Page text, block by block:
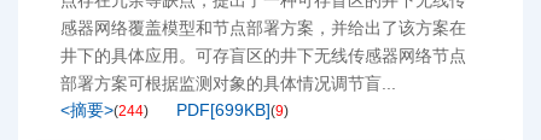
感器网络覆盖模型和节点部署方案，并给出了该方案在
井下的具体应用。可存盲区的井下无线传感器网络节点
部署方案可根据监测对象的具体情况调节盲...
<摘要>(244) PDF[699KB](9)